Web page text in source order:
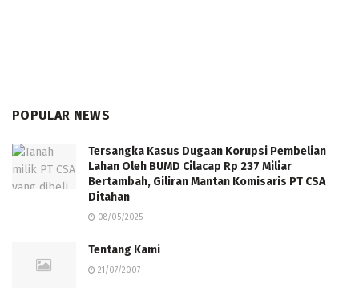
POPULAR NEWS
Tersangka Kasus Dugaan Korupsi Pembelian
Lahan Oleh BUMD Cilacap Rp 237 Miliar
Bertambah, Giliran Mantan Komisaris PT CSA
Ditahan
08/05/2025
Tentang Kami
21/07/2007